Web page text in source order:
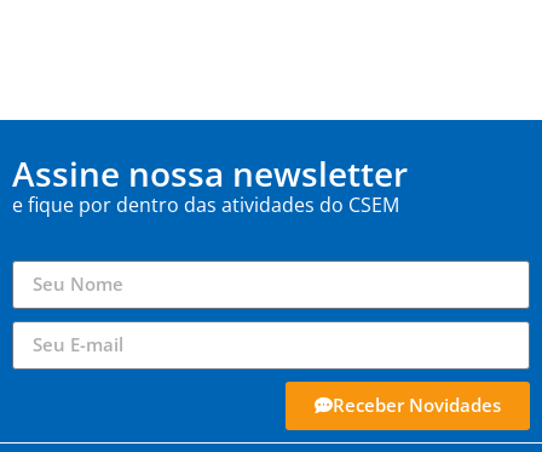
Assine nossa newsletter
e fique por dentro das atividades do CSEM
Receber Novidades